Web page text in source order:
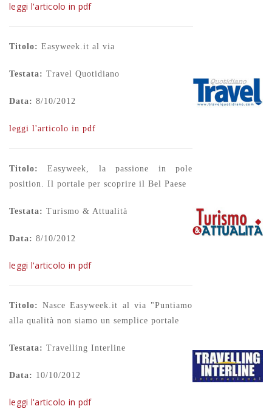
leggi l'articolo in pdf
Titolo: Easyweek.it al via
Testata: Travel Quotidiano
Data: 8/10/2012
leggi l'articolo in pdf
Titolo:
Easyweek, la passione in pole
position. Il portale per scoprire il Bel Paese
Testata: Turismo & Attualità
Data: 8/10/2012
leggi l'articolo in pdf
Titolo: Nasce Easyweek.it al via "Puntiamo
alla qualità non siamo un semplice portale
Testata: Travelling Interline
Data: 10/10/2012
leggi l'articolo in pdf